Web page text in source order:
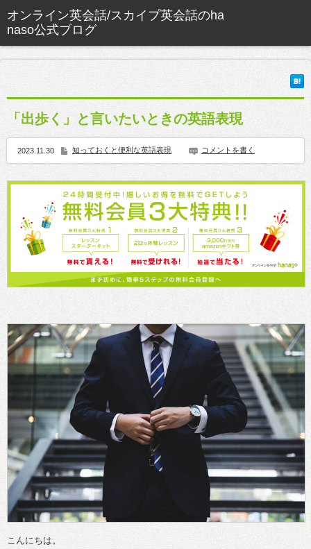
「出歩く」と言いたいときの英語表現
2023.11.30 知っておくと便利な英語表現 コメントを書く
こんにちは。